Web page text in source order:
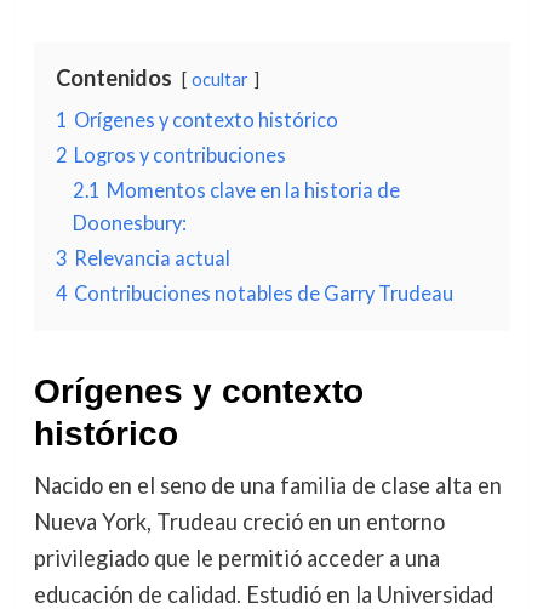
Contenidos ocultar
1 Orígenes y contexto histórico
2 Logros y contribuciones
2.1 Momentos clave en la historia de
Doonesbury:
3 Relevancia actual
4 Contribuciones notables de Garry Trudeau
Orígenes y contexto
histórico
Nacido en el seno de una familia de clase alta en
Nueva York, Trudeau creció en un entorno
privilegiado que le permitió acceder a una
educación de calidad. Estudió en la Universidad